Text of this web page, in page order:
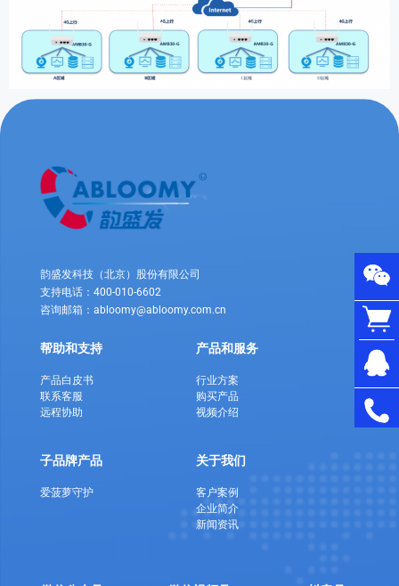
韵盛发科技（北京）股份有限公司
支持电话：400-010-6602
咨询邮箱：abloomy@abloomy.com.cn
帮助和支持
产品白皮书
联系客服
远程协助
子品牌产品
爱菠萝守护
产品和服务
行业方案
购买产品
视频介绍
关于我们
客户案例
企业简介
新闻资讯